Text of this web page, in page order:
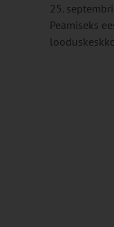
25.
Peamiseks